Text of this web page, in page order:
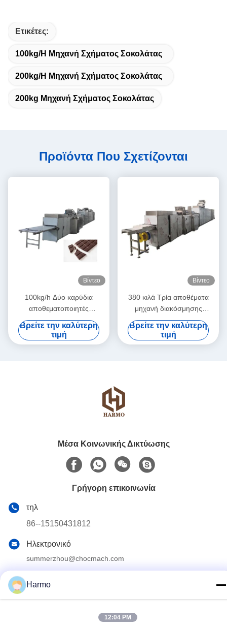
Ετικέτες:
100kg/H Μηχανή Σχήματος Σοκολάτας
200kg/H Μηχανή Σχήματος Σοκολάτας
200kg Μηχανή Σχήματος Σοκολάτας
Προϊόντα Που Σχετίζονται
Βίντεο
100kg/h Δύο καρύδια
αποθεματοποιητές
Τσακολατένιο μηχανισμό
Βρείτε την καλύτερη
τιμή
Βίντεο
380 κιλά Τρία αποθέματα
μηχανή διακόσμησης
σοκολάτας
Βρείτε την καλύτερη
τιμή
Μέσα Κοινωνικής Δικτύωσης
Γρήγορη επικοινωνία
τηλ
86--15150431812
Ηλεκτρονικό
summerzhou@chocmach.com
Γουζόνγκ, πόλη Σουζόου, επαρχία Τζιανγκσού, Κίνα
Harmo
12:04 PM